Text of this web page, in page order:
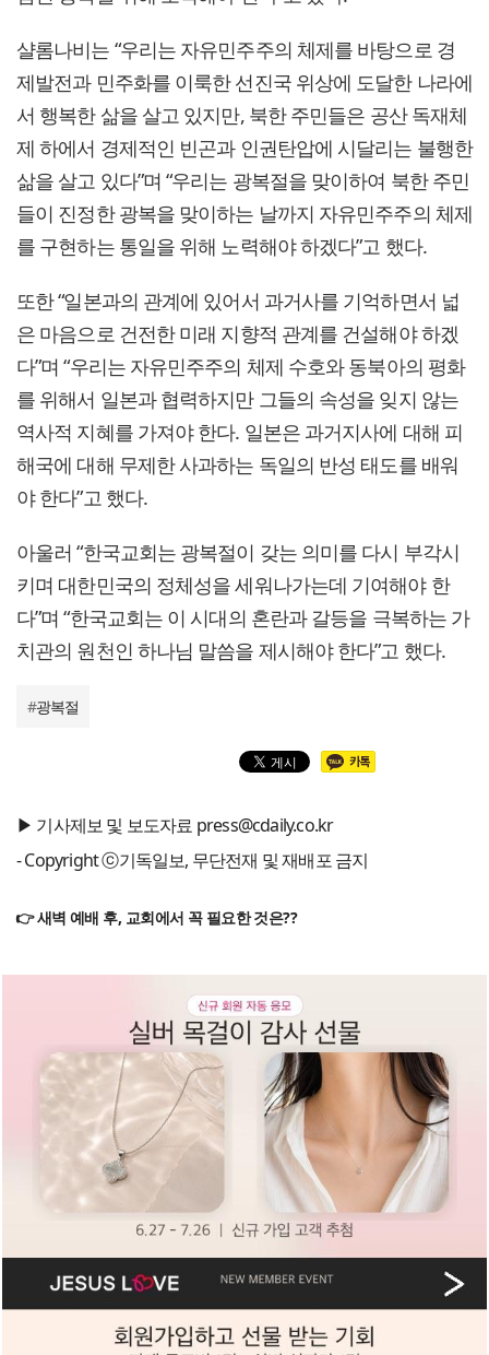
샬롬나비는 “우리는 자유민주주의 체제를 바탕으로 경
제발전과 민주화를 이룩한 선진국 위상에 도달한 나라에
서 행복한 삶을 살고 있지만, 북한 주민들은 공산 독재체
제 하에서 경제적인 빈곤과 인권탄압에 시달리는 불행한
삶을 살고 있다”며 “우리는 광복절을 맞이하여 북한 주민
들이 진정한 광복을 맞이하는 날까지 자유민주주의 체제
를 구현하는 통일을 위해 노력해야 하겠다”고 했다.
또한 “일본과의 관계에 있어서 과거사를 기억하면서 넓
은 마음으로 건전한 미래 지향적 관계를 건설해야 하겠
다”며 “우리는 자유민주주의 체제 수호와 동북아의 평화
를 위해서 일본과 협력하지만 그들의 속성을 잊지 않는
역사적 지혜를 가져야 한다. 일본은 과거지사에 대해 피
해국에 대해 무제한 사과하는 독일의 반성 태도를 배워
야 한다”고 했다.
아울러 “한국교회는 광복절이 갖는 의미를 다시 부각시
키며 대한민국의 정체성을 세워나가는데 기여해야 한
다”며 “한국교회는 이 시대의 혼란과 갈등을 극복하는 가
치관의 원천인 하나님 말씀을 제시해야 한다”고 했다.
#광복절
▶ 기사제보 및 보도자료 press@cdaily.co.kr
- Copyright ⓒ기독일보, 무단전재 및 재배포 금지
👉 새벽 예배 후, 교회에서 꼭 필요한 것은??